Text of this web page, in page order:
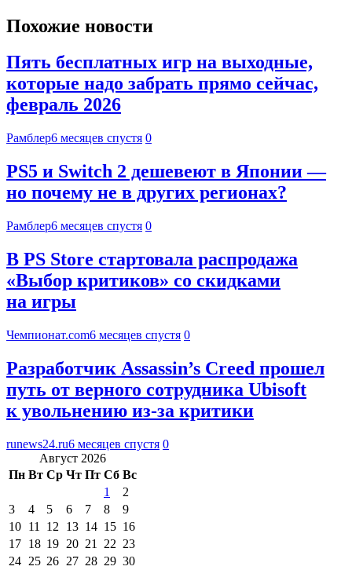
Похожие новости
Пять бесплатных игр на выходные,
которые надо забрать прямо сейчас,
февраль 2026
Рамблер6 месяцев спустя 0
PS5 и Switch 2 дешевеют в Японии —
но почему не в других регионах?
Рамблер6 месяцев спустя 0
В PS Store стартовала распродажа
«Выбор критиков» со скидками
на игры
Чемпионат.com6 месяцев спустя 0
Разработчик Assassin’s Creed прошел
путь от верного сотрудника Ubisoft
к увольнению из-за критики
runews24.ru6 месяцев спустя 0
Август 2026
Пн Вт Ср Чт Пт Сб Вс
1
2
3
4 5 6 7 8
9
10 11 12 13 14 15 16
17 18 19 20 21 22 23
24 25 26 27 28 29 30